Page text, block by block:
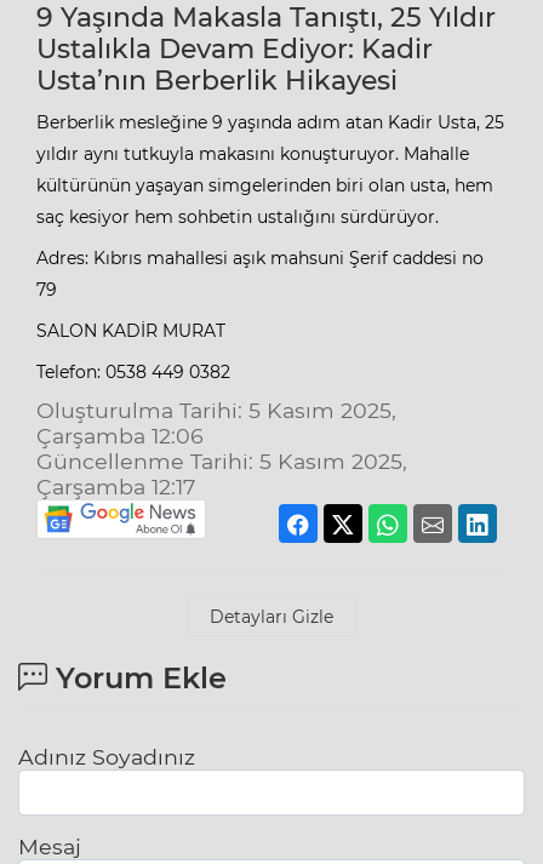
9 Yaşında Makasla Tanıştı, 25 Yıldır
Ustalıkla Devam Ediyor: Kadir
Usta’nın Berberlik Hikayesi
Berberlik mesleğine 9 yaşında adım atan Kadir Usta, 25
yıldır aynı tutkuyla makasını konuşturuyor. Mahalle
kültürünün yaşayan simgelerinden biri olan usta, hem
saç kesiyor hem sohbetin ustalığını sürdürüyor.
Adres: Kıbrıs mahallesi aşık mahsuni Şerif caddesi no
79
SALON KADİR MURAT
Telefon: 0538 449 0382
Oluşturulma Tarihi: 5 Kasım 2025,
Çarşamba 12:06
Güncellenme Tarihi: 5 Kasım 2025,
Çarşamba 12:17
Detayları Gizle
Yorum Ekle
Adınız Soyadınız
Mesaj